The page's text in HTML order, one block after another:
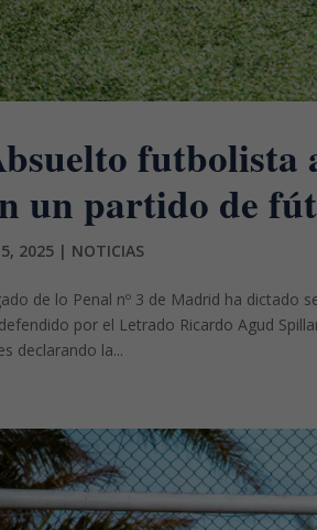
futbolista
un partido de
2025 | NOTICIAS
de lo Penal nº 3 de Madrid ha dictado
defendido por el Letrado Ricardo Agud
declarando la...